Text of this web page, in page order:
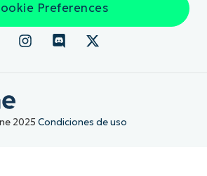
Preferences
2025 Condiciones de uso